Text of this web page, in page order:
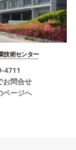
技術センター
4711
お問合せ
ページへ